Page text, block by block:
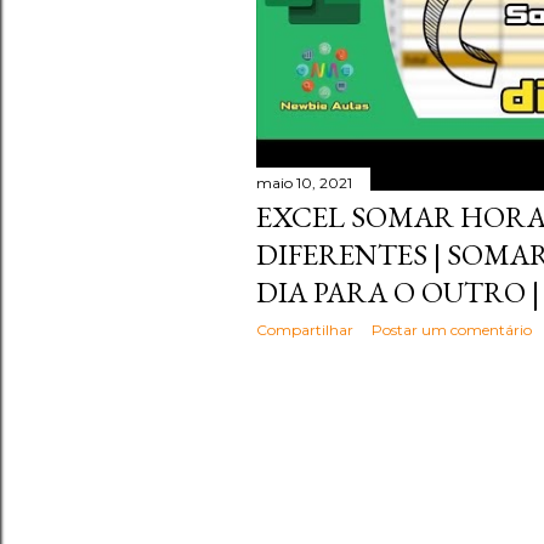
maio 10, 2021
EXCEL SOMAR
DIFERENTES |
DIA PARA O OUTRO
Compartilhar Postar um comentário